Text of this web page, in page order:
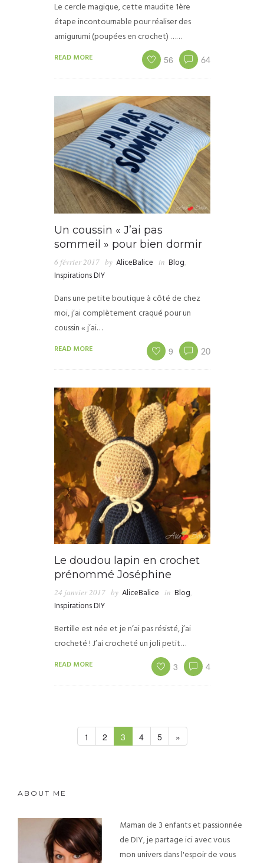
Le cercle magique, cette maudite 1ère
étape incontournable pour réaliser des
amigurumi (poupées en crochet) ……
READ MORE 56 64
Un coussin « J’ai pas
sommeil » pour bien dormir
6 février 2017 by AliceBalice in Blog,
Inspirations DIY
Dans une petite boutique à côté de chez
moi, j’ai complètement craqué pour un
coussin « j’ai…
READ MORE 9 20
Le doudou lapin en crochet
prénommé Joséphine
24 janvier 2017 by AliceBalice in Blog,
Inspirations DIY
Bertille est née et je n’ai pas résisté, j’ai
crocheté ! J’ai crocheté un joli petit…
READ MORE 3 4
1 2 3 4 5 »
ABOUT ME
Maman de 3 enfants et passionnée
de DIY, je partage ici avec vous
mon univers dans l'espoir de vous